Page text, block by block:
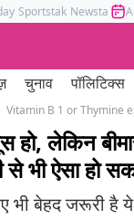
Sportstak Newstak
चुनाव पॉलिटिक्स
हो, लेकिन
से भी ऐसा हो
बेहद जरूरी है ये